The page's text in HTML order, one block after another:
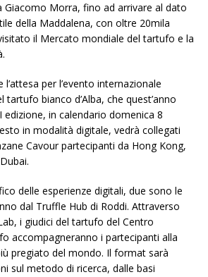
Morra, fino ad arrivare al dato
della Maddalena, con oltre 20mila
il Mercato mondiale del tartufo e la
per l’evento internazionale
tartufo bianco d’Alba, che quest’anno
edizione, in calendario domenica 8
in modalità digitale, vedrà collegati
Cavour partecipanti da Hong Kong,
delle esperienze digitali, due sono le
dal Truffle Hub di Roddi. Attraverso
i giudici del tartufo del Centro
accompagneranno i partecipanti alla
pregiato del mondo. Il format sarà
sul metodo di ricerca, dalle basi